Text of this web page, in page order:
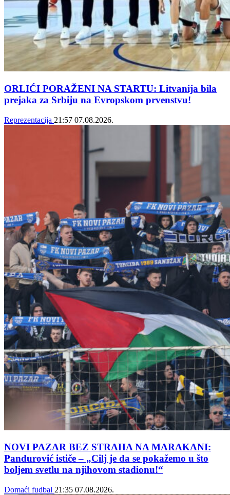
ORLIĆI PORAŽENI NA STARTU: Litvanija bila
prejaka za Srbiju na Evropskom prvenstvu!
Reprezentacija 21:57 07.08.2026.
NOVI PAZAR BEZ STRAHA NA MARAKANI:
Pandurović ističe – „Cilj je da se pokažemo u što
boljem svetlu na njihovom stadionu!“
Domaći fudbal 21:35 07.08.2026.